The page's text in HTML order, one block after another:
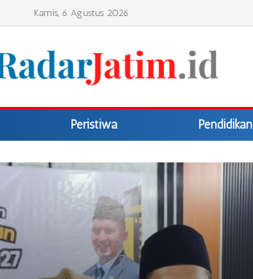
Kamis, 6 Agustus 2026
Peristiwa Pendidikan